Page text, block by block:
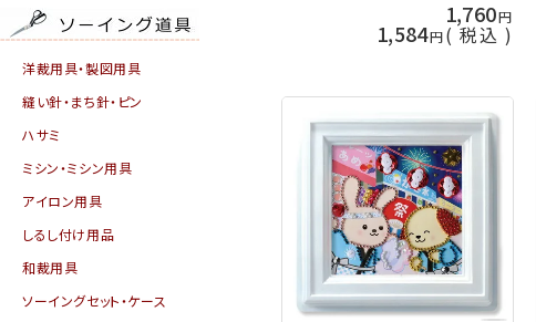
洋裁用具・製図用具
縫い針・まち針・ピン
ハサミ
ミシン・ミシン用具
アイロン用具
しるし付け用品
和裁用具
ソーイングセット・ケース
1,760
1,584 税込